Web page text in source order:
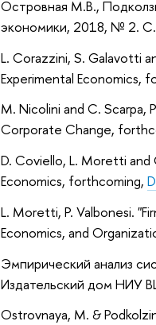
Островная М.В.,
экономики, 2018, № 2.
L. Corazzini, S. Galavotti
Experimental
M. Nicolini and C. Scarpa,
Corporate Change,
D. Coviello, L. Moretti and
Economics, forthcoming,
L. Moretti, P. Valbonesi.
Economics, and
Эмпирический анализ
Издательский дом НИУ
Ostrovnaya, M. &